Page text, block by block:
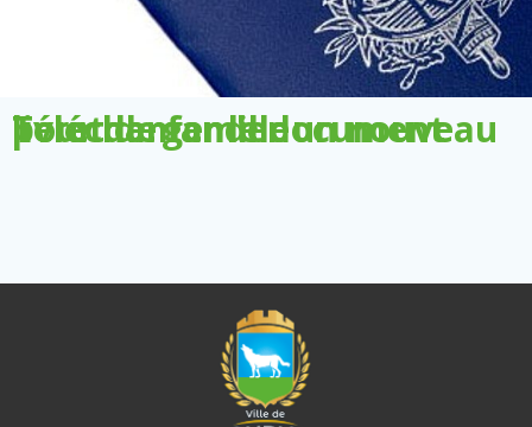
Télécharger le document pour demander un nouveau livret de famille